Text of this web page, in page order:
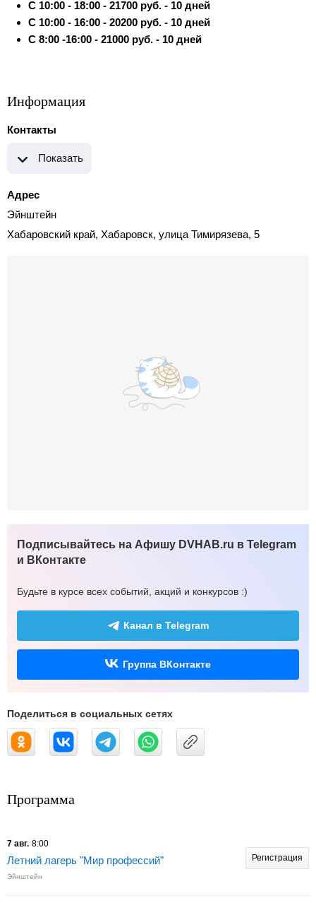
С 10:00 - 18:00 - 21700 руб. - 10 дней
С 10:00 - 16:00 - 20200 руб. - 10 дней
С 8:00 -16:00 - 21000 руб. - 10 дней
Информация
Контакты
Показать
Адрес
Эйнштейн
Хабаровский край, Хабаровск, улица Тимирязева, 5
Подписывайтесь на Афишу DVHAB.ru в Telegram
и ВКонтакте
Будьте в курсе всех событий, акций и конкурсов :)
Канал в Telegram
Группа ВКонтакте
Поделиться в социальных сетях
Программа
7 авг. 8:00
Летний лагерь "Мир профессий"
Эйнштейн
Регистрация